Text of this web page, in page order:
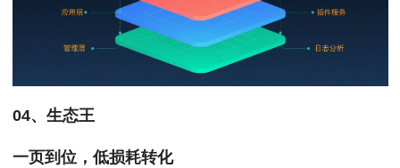
04、生态王
一页到位，低损耗转化